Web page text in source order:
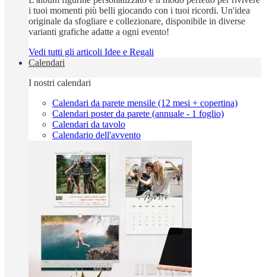
i tuoi momenti più belli giocando con i tuoi ricordi. Un'idea
originale da sfogliare e collezionare, disponibile in diverse
varianti grafiche adatte a ogni evento!
Vedi tutti gli articoli Idee e Regali
Calendari
I nostri calendari
Calendari da parete mensile (12 mesi + copertina)
Calendari poster da parete (annuale - 1 foglio)
Calendari da tavolo
Calendario dell'avvento